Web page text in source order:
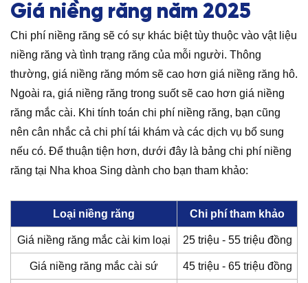
Giá niềng răng năm 2025
Chi phí niềng răng sẽ có sự khác biệt tùy thuộc vào vật liệu
niềng răng và tình trạng răng của mỗi người. Thông
thường, giá niềng răng móm sẽ cao hơn giá niềng răng hô.
Ngoài ra, giá niềng răng trong suốt sẽ cao hơn giá niềng
răng mắc cài. Khi tính toán chi phí niềng răng, bạn cũng
nên cân nhắc cả chi phí tái khám và các dịch vụ bổ sung
nếu có. Để thuận tiện hơn, dưới đây là bảng chi phí niềng
răng tại Nha khoa Sing dành cho bạn tham khảo:
Loại niềng răng Chi phí tham khảo
Giá niềng răng mắc cài kim loại 25 triệu - 55 triệu đồng
Giá niềng răng mắc cài sứ 45 triệu - 65 triệu đồng